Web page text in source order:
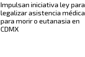
Impulsan iniciativa ley para
legalizar asistencia médica
para morir o eutanasia en
CDMX